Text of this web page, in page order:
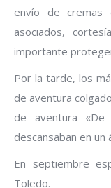
envío de cremas
asociados,
importante
Por la tarde, los
de aventura
de aventura
descansaban en un
En septiembre
Toledo.